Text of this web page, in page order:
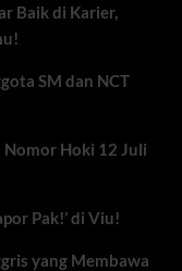
Baik di Karier,
SM dan NCT
Nomor Hoki 12 Juli
Pak!’ di Viu!
yang Membawa